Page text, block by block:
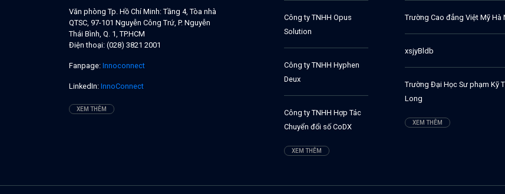
Văn phòng Tp. Hồ Chí Minh: Tầng 4, Tòa nhà
QTSC, 97-101 Nguyễn Công Trứ, P. Nguyễn
Thái Bình, Q. 1, TP.HCM
Điện thoại: (028) 3821 2001
Fanpage: Innoconnect
LinkedIn: InnoConnect
XEM THÊM
Công ty TNHH Opus
Solution
Công ty TNHH Hyphen
Deux
Công ty TNHH Hợp Tác
Chuyển đổi số CoDX
XEM THÊM
Trường Cao đẳng Việt Mỹ Hà
xsjyBldb
Trường Đại Học Sư phạm Kỹ
Long
XEM THÊM